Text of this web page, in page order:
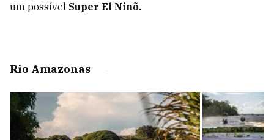
um possível Super El Ninõ.
Rio Amazonas